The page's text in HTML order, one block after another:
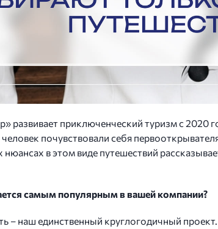
развивает приключенческий туризм с 2020
почувствовали себя
в этом виде путешествий
самым популярным в вашей компании?
– наш единственный круглогодичный